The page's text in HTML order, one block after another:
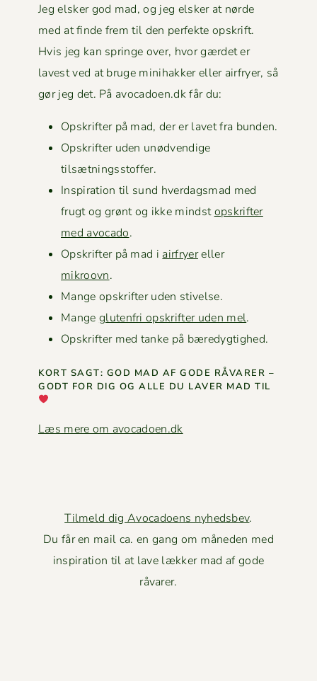
Jeg elsker god mad, og jeg elsker at nørde
med at finde frem til den per­fek­te opskrift.
Hvis jeg kan springe over, hvor gærdet er
lavest ved at bruge mini­hakker eller air­fry­er, så
gør jeg det. På avocadoen.dk får du:
Opskrifter på mad, der er lavet fra bunden.
Opskrifter uden unød­vendi­ge
tilsætningsstoffer.
Inspi­ra­tion til sund hverdags­mad med
frugt og grønt og ikke mindstopskrifter
med avo­ca­do.
Opskrifter på mad i air­fry­ereller
mikroovn.
Mange opskrifter uden stivelse.
Mange gluten­fri opskrifter uden mel.
Opskrifter med tanke på bæredygtighed.
KORT SAGT: GOD MAD AF GODE RÅVAR­ER –
GODT FOR DIG OG ALLE DU LAVER MAD TIL
Læs mere om avocadoen.dk
Tilmeld dig Avocadoens nyhedsbev.
Du får en mail ca. en gang om måneden med
inspiration til at lave lækker mad af gode
råvarer.